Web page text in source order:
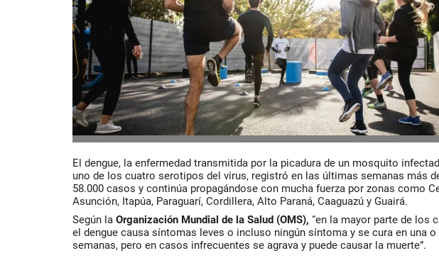
El dengue, la enfermedad transmitida por la picadura de un mosquito
uno de los cuatro serotipos del virus, registró en las últimas semanas más
58.000 casos y continúa propagándose con mucha fuerza por zonas como
Asunción, Itapúa, Paraguarí, Cordillera, Alto Paraná, Caaguazú y Guairá.
Según la Organización Mundial de la Salud (OMS), “en la mayor parte de los
el dengue causa síntomas leves o incluso ningún síntoma y se cura en una o
semanas, pero en casos infrecuentes se agrava y puede causar la muerte”.